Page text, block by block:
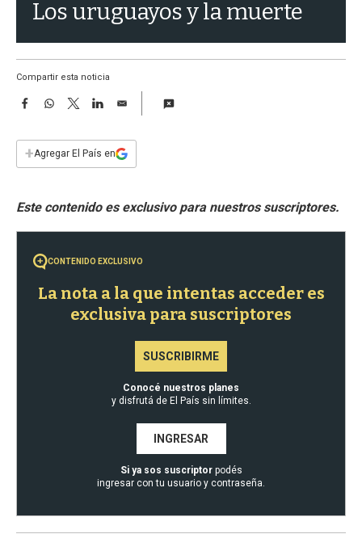
Los uruguayos y la muerte
Compartir esta noticia
F
e
b
k
W
s
p
T
w
t
L
n
E
i
l
+Agregar El País en
CONTENIDO EXCLUSIVO
La nota a la que intentas acceder es
exclusiva para suscriptores
SUSCRIBIRME
Conocé nuestros planes
y disfrutá de El País sin límites.
INGRESAR
Si ya sos suscriptorpodés
ingresar con tu usuario y contraseña.